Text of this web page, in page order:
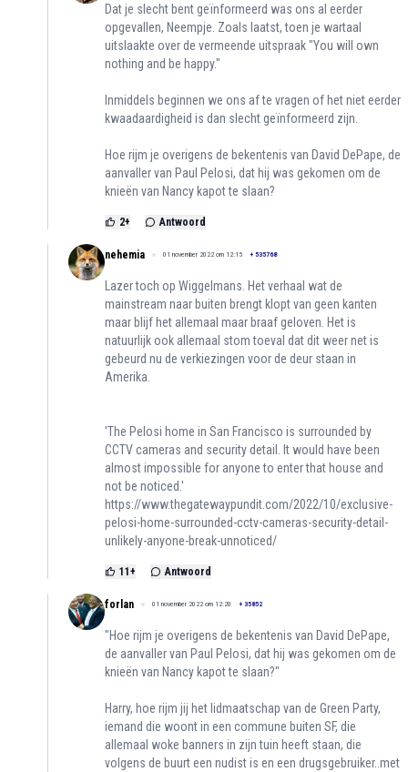
Dat je slecht bent geïnformeerd was ons al eerder
opgevallen, Neempje. Zoals laatst, toen je wartaal
uitslaakte over de vermeende uitspraak "You will own
nothing and be happy."
Inmiddels beginnen we ons af te vragen of het niet eerder
kwaadaardigheid is dan slecht geïnformeerd zijn.
Hoe rijm je overigens de bekentenis van David DePape, de
aanvaller van Paul Pelosi, dat hij was gekomen om de
knieën van Nancy kapot te slaan?
2+ Antwoord
nehemia 01 november 2022 om 12:15 + 535768
Lazer toch op Wiggelmans. Het verhaal wat de
mainstream naar buiten brengt klopt van geen kanten
maar blijf het allemaal maar braaf geloven. Het is
natuurlijk ook allemaal stom toeval dat dit weer net is
gebeurd nu de verkiezingen voor de deur staan in
Amerika.
'The Pelosi home in San Francisco is surrounded by
CCTV cameras and security detail. It would have been
almost impossible for anyone to enter that house and
not be noticed.'
https://www.thegatewaypundit.com/2022/10/exclusive-
pelosi-home-surrounded-cctv-cameras-security-detail-
unlikely-anyone-break-unnoticed/
11 + Antwoord
forlan 01 november 2022 om 12:20 + 35852
"Hoe rijm je overigens de bekentenis van David DePape,
de aanvaller van Paul Pelosi, dat hij was gekomen om de
knieën van Nancy kapot te slaan?"
Harry, hoe rijm jij het lidmaatschap van de Green Party,
iemand die woont in een commune buiten SF, die
allemaal woke banners in zijn tuin heeft staan, die
volgens de buurt een nudist is en een drugsgebruiker..met